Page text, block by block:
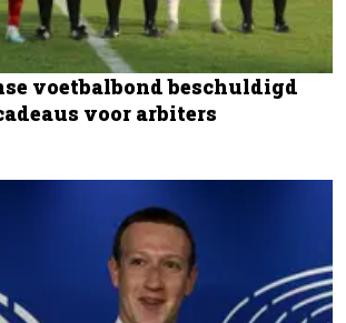
voetbalbond beschuldigd
voor arbiters